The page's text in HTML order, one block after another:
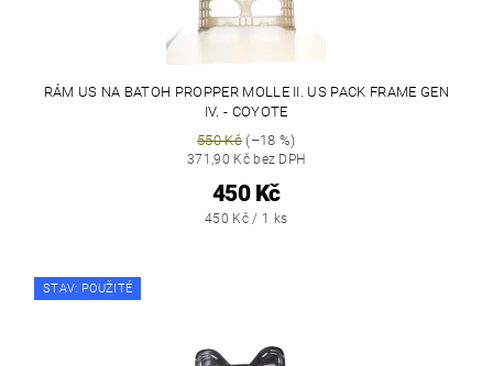
RÁM US NA BATOH PROPPER MOLLE II. US PACK FRAME GEN
IV. - COYOTE
550 Kč(–18 %)
371,90 Kč bez DPH
450 Kč
450 Kč / 1 ks
STAV: POUŽITÉ